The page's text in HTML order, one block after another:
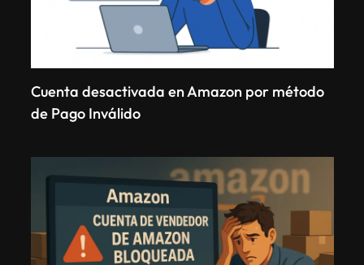
Cuenta desactivada en Amazon por método
de Pago Inválido